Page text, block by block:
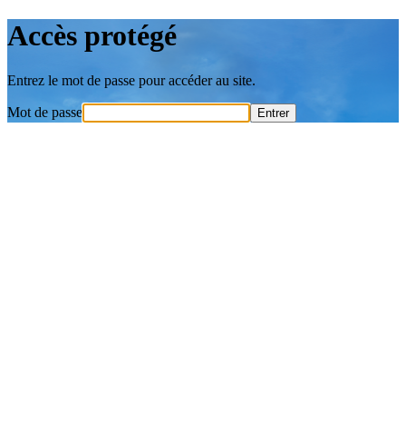
Accès protégé
Entrez le mot de passe pour accéder au site.
Mot de passe Entrer